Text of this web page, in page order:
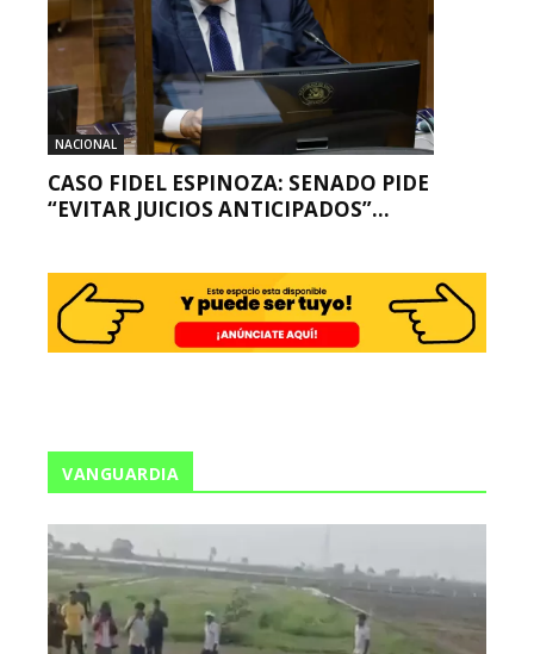
NACIONAL
CASO FIDEL ESPINOZA: SENADO PIDE
“EVITAR JUICIOS ANTICIPADOS”...
VANGUARDIA